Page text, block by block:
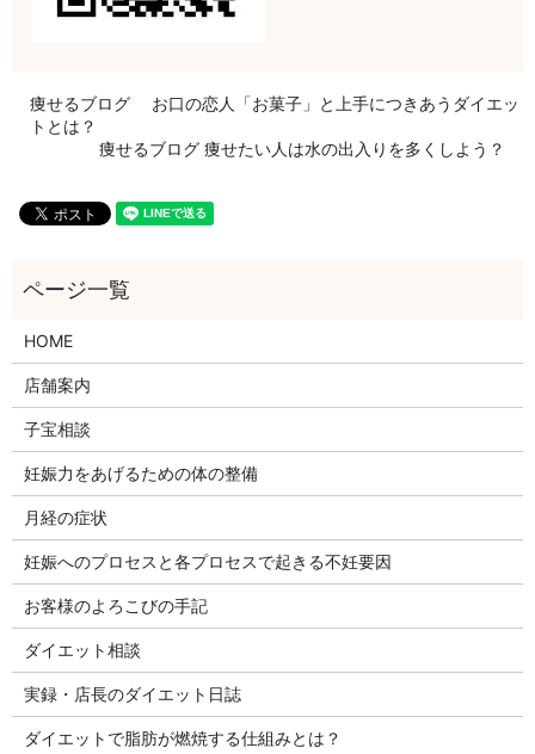
痩せるブログ お口の恋人「お菓子」と上手につきあうダイエッ
トとは？
痩せるブログ 痩せたい人は水の出入りを多くしよう？
HOME
店舗案内
子宝相談
妊娠力をあげるための体の整備
月経の症状
妊娠へのプロセスと各プロセスで起きる不妊要因
お客様のよろこびの手記
ダイエット相談
実録・店長のダイエット日誌
ダイエットで脂肪が燃焼する仕組みとは？